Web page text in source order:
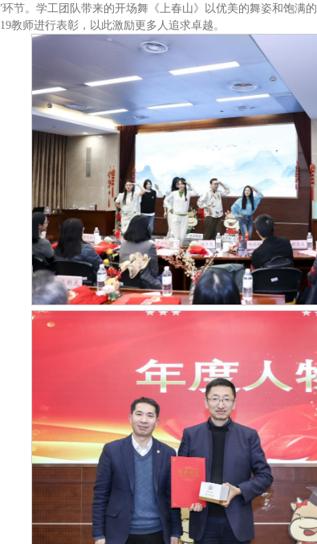
节。学工团队带来的开场舞《上春山》以优美的舞姿和饱满
教师进行表彰，以此激励更多人追求卓越。